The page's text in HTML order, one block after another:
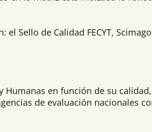
de Calidad FECYT, Scimago
Humanas en función de su
de evaluación nacionales